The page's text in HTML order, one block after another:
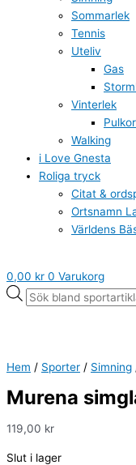
Sommarlek
Tennis
Uteliv
Gas
Vinterlek
Walking
i Love Gnesta
Roliga tryck
Citat &
Ortsnamn
Världens
0,00 kr 0 Varukorg
Hem / Sporter / Simning
Murena
119,00 kr
Slut i lager